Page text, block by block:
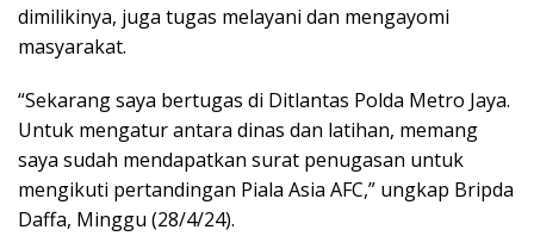
dimilikinya, juga tugas melayani dan mengayomi
masyarakat.
“Sekarang saya bertugas di Ditlantas Polda Metro Jaya.
Untuk mengatur antara dinas dan latihan, memang
saya sudah mendapatkan surat penugasan untuk
mengikuti pertandingan Piala Asia AFC,” ungkap Bripda
Daffa, Minggu (28/4/24).